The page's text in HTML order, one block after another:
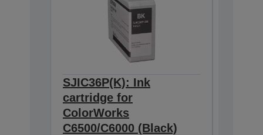
SJIC36P(K): Ink
cartridge for
ColorWorks
C6500/C6000 (Black)